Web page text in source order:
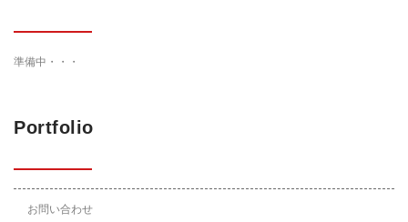
準備中・・・
Portfolio
お問い合わせ